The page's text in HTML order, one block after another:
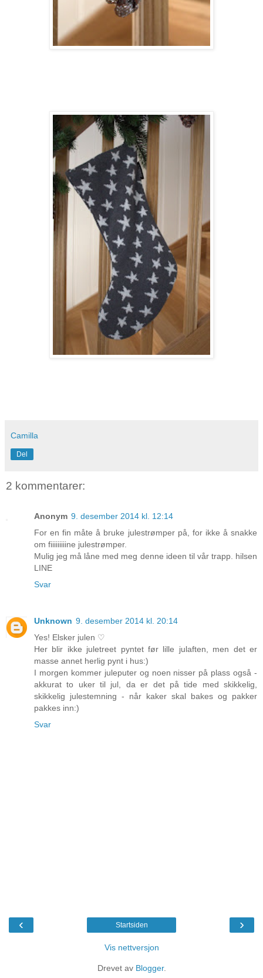
Camilla
Del
2 kommentarer:
Anonym 9. desember 2014 kl. 12:14
For en fin måte å bruke julestrømper på, for ikke å snakke
om fiiiiiiiiine julestrømper.
Mulig jeg må låne med meg denne ideen til vår trapp. hilsen
LINE
Svar
Unknown 9. desember 2014 kl. 20:14
Yes! Elsker julen ♡
Her blir ikke juletreet pyntet før lille julaften, men det er
masse annet herlig pynt i hus:)
I morgen kommer juleputer og noen nisser på plass også -
akkurat to uker til jul, da er det på tide med skikkelig,
skikkelig julestemning - når kaker skal bakes og pakker
pakkes inn:)
Svar
‹ ›
Startsiden
Vis nettversjon
Drevet av Blogger.